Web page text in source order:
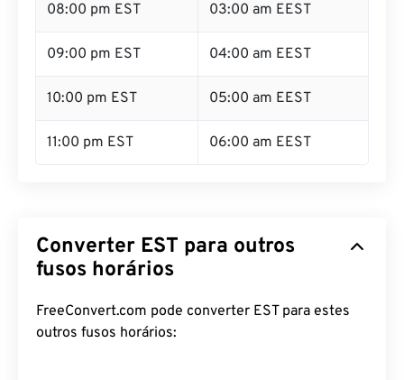
08:00 pm EST 03:00 am EEST
09:00 pm EST 04:00 am EEST
10:00 pm EST 05:00 am EEST
11:00 pm EST 06:00 am EEST
Converter EST para outros
fusos horários
FreeConvert.com pode converter EST para estes
outros fusos horários: